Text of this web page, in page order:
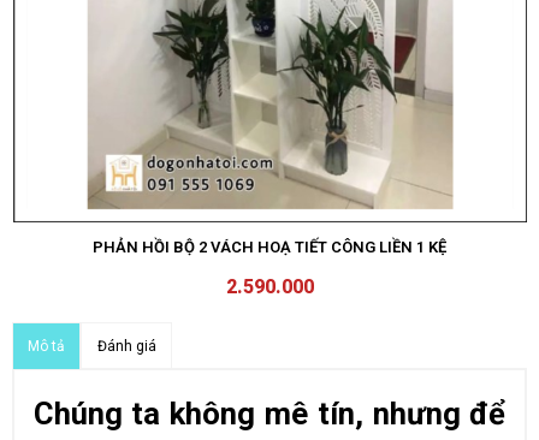
PHẢN HỒI BỘ 2 VÁCH HOẠ TIẾT CÔNG LIỀN 1 KỆ
2.590.000
Mô tả Đánh giá
Chúng ta không mê tín, nhưng để